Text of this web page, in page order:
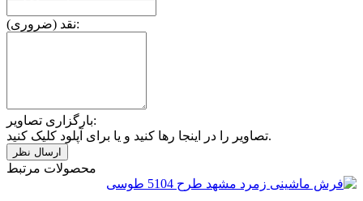
نقد (ضروری):
بارگزاری تصاویر:
تصاویر را در اینجا رها کنید و یا برای آپلود کلیک کنید.
محصولات مرتبط